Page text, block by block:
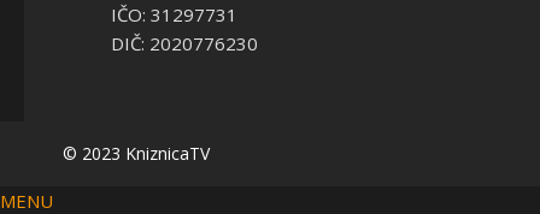
IČO: 31297731
DIČ: 2020776230
© 2023 KniznicaTV
MENU